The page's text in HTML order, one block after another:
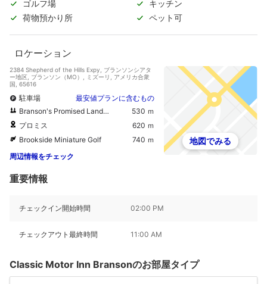
ゴルフ場
キッチン
荷物預かり所
ペット可
ロケーション
2384 Shepherd of the Hills Expy, ブランソンシアタ
ー地区, ブランソン（MO）, ミズーリ, アメリカ合衆
国, 65616
駐車場
最安値プランに含むもの
Branson's Promised Land Zoo
530 ｍ
プロミス
620 ｍ
Brookside Miniature Golf
740 ｍ
周辺情報をチェック
地図でみる
重要情報
チェックイン開始時間 02:00 PM
チェックアウト最終時間 11:00 AM
Classic Motor Inn Bransonのお部屋タイプ